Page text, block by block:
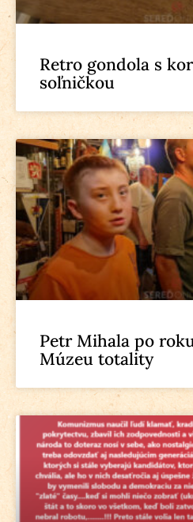
Retro gondola s
soľničkou
Petr Mihala po
Múzeu totality